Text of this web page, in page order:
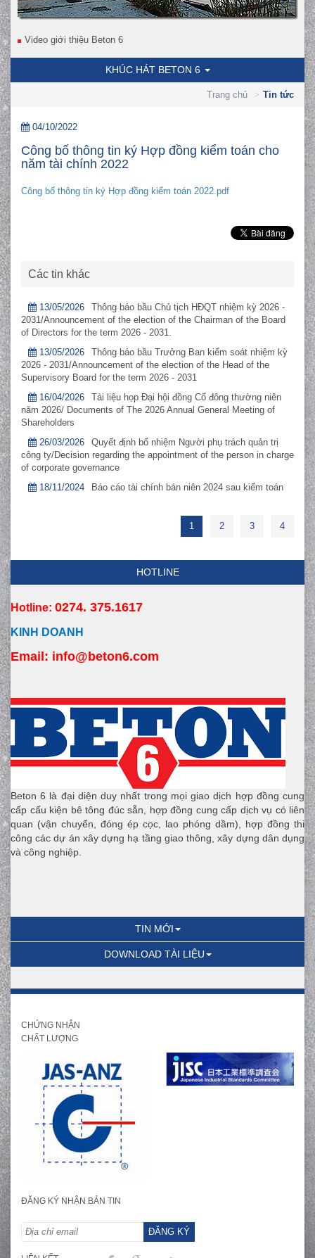
Video giới thiệu Beton 6
KHÚC HÁT BETON 6
Trang chủ Tin tức
04/10/2022
Công bố thông tin ký Hợp đồng kiểm toán cho
năm tài chính 2022
Công bố thông tin ký Hợp đồng kiểm toán 2022.pdf
Các tin khác
13/05/2026
Thông báo bầu Chủ tịch HĐQT nhiệm kỳ 2026 -
2031/Announcement of the election of the Chairman of the Board
of Directors for the term 2026 - 2031.
13/05/2026
Thông báo bầu Trưởng Ban kiểm soát nhiệm kỳ
2026 - 2031/Announcement of the election of the Head of the
Supervisory Board for the term 2026 - 2031
16/04/2026
Tài liệu họp Đại hội đồng Cổ đông thường niên
năm 2026/ Documents of The 2026 Annual General Meeting of
Shareholders
26/03/2026
Quyết định bổ nhiệm Người phụ trách quản trị
công ty/Decision regarding the appointment of the person in charge
of corporate governance
18/11/2024
Báo cáo tài chính bán niên 2024 sau kiểm toán
1 2 3 4
HOTLINE
Hotline: 0274. 375.1617
KINH DOANH
Email: info@beton6.com
Beton 6 là đại diện duy nhất trong mọi giao dịch hợp đồng cung
cấp cấu kiện bê tông đúc sẵn, hợp đồng cung cấp dịch vụ có liên
quan (vận chuyển, đóng ép cọc, lao phóng dầm), hợp đồng thi
công các dự án xây dựng hạ tầng giao thông, xây dựng dân dụng
và công nghiệp.
TIN MỚI
DOWNLOAD TÀI LIỆU
CHỨNG NHẬN
CHẤT LƯỢNG
ĐĂNG KÝ NHẬN BẢN TIN
ĐĂNG KÝ